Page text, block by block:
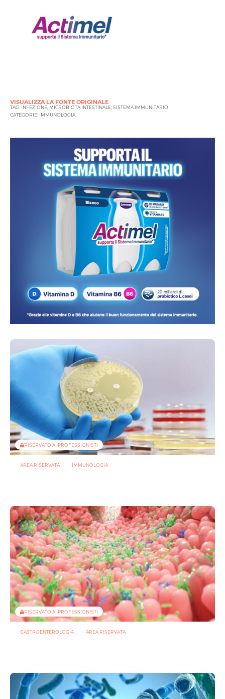
VISUALIZZA LA FONTE ORIGINALE
TAG: INFEZIONE, MICROBIOTA INTESTINALE,SISTEMA IMMUNITARIO
CATEGORIE: IMMUNOLOGIA
RISERVATO AI PROFESSIONISTI
AREA RISERVATA IMMUNOLOGIA
RISERVATO AI PROFESSIONISTI
GASTROENTEROLOGIA AREA RISERVATA